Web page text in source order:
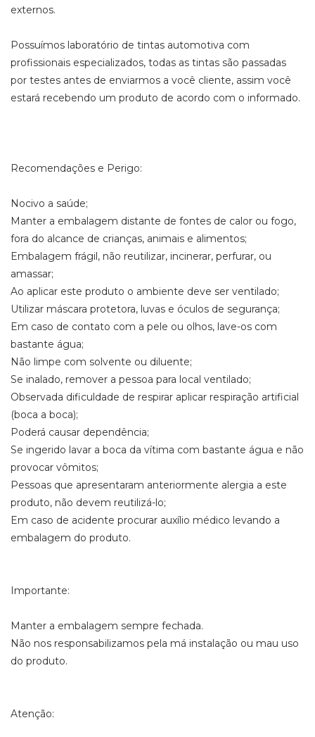
externos.
Possuímos laboratório de tintas automotiva com
profissionais especializados, todas as tintas são passadas
por testes antes de enviarmos a você cliente, assim você
estará recebendo um produto de acordo com o informado.
Recomendações e Perigo:
Nocivo a saúde;
Manter a embalagem distante de fontes de calor ou fogo,
fora do alcance de crianças, animais e alimentos;
Embalagem frágil, não reutilizar, incinerar, perfurar, ou
amassar;
Ao aplicar este produto o ambiente deve ser ventilado;
Utilizar máscara protetora, luvas e óculos de segurança;
Em caso de contato com a pele ou olhos, lave-os com
bastante água;
Não limpe com solvente ou diluente;
Se inalado, remover a pessoa para local ventilado;
Observada dificuldade de respirar aplicar respiração artificial
(boca a boca);
Poderá causar dependência;
Se ingerido lavar a boca da vítima com bastante água e não
provocar vômitos;
Pessoas que apresentaram anteriormente alergia a este
produto, não devem reutilizá-lo;
Em caso de acidente procurar auxílio médico levando a
embalagem do produto.
Importante:
Manter a embalagem sempre fechada.
Não nos responsabilizamos pela má instalação ou mau uso
do produto.
Atenção: